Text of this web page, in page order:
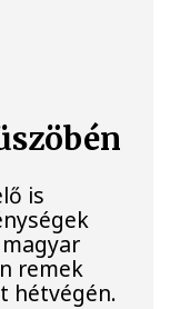
is
remek
hétvégén.